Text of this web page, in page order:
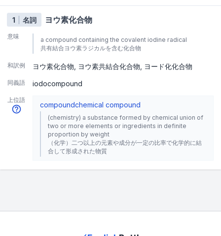
1 名詞 ヨウ素化合物
意味
a compound containing the covalent iodine radical
共有結合ヨウ素ラジカルを含む化合物
和訳例 ヨウ素化合物 ヨウ素共結合化合物 ヨード化化合物
同義語 iodocompound
上位語
compoundchemical compound
(chemistry) a substance formed by chemical union of
two or more elements or ingredients in definite
proportion by weight
（化学）二つ以上の元素や成分が一定の比率で化学的に結
合して形成された物質